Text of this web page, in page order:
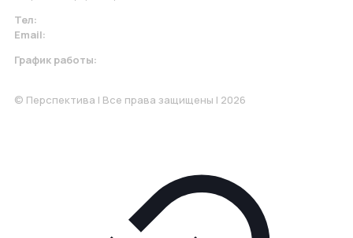
Тел:
Email:
График работы:
© Перспектива | Все права защищены | 2026